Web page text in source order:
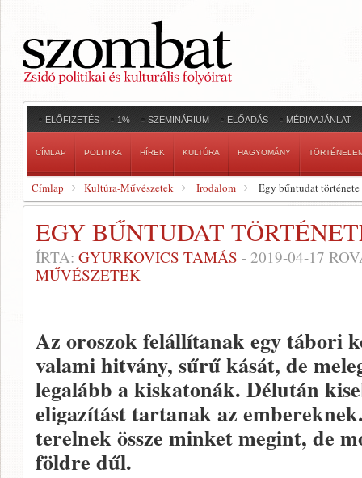
ELŐFIZETÉS 1% SZEMINÁRIUM ELŐADÁS MÉDIAAJÁNLAT
CÍMLAP POLITIKA HÍREK KULTÚRA HAGYOMÁNY
Címlap Kultúra-Művészetek Irodalom Egy bűntudat története
EGY BŰNTUDAT
ÍRTA: GYURKOVICS TAMÁS - 2019-04-17
MŰVÉSZETEK
Az oroszok felállítanak egy tábori
valami hitvány, sűrű kását, de
legalább a kiskatonák. Délután
eligazítást tartanak az
terelnek össze minket megint, de
földre dűl.